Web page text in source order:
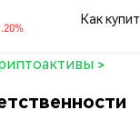
Как
>